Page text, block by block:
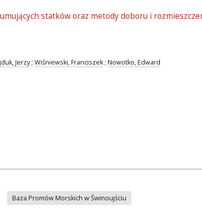
statków oraz metody doboru i
Jerzy; Wiśniewski, Franciszek; Nowotko, Edward
Baza Promów Morskich w Świnoujściu